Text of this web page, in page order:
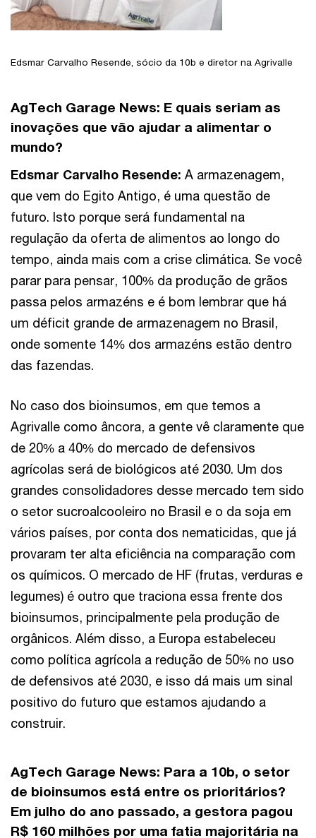
Edsmar Carvalho Resende, sócio da 10b e diretor na Agrivalle
AgTech Garage News: E quais seriam as
inovações que vão ajudar a alimentar o
mundo?
Edsmar Carvalho Resende: A armazenagem,
que vem do Egito Antigo, é uma questão de
futuro. Isto porque será fundamental na
regulação da oferta de alimentos ao longo do
tempo, ainda mais com a crise climática. Se você
parar para pensar, 100% da produção de grãos
passa pelos armazéns e é bom lembrar que há
um déficit grande de armazenagem no Brasil,
onde somente 14% dos armazéns estão dentro
das fazendas.
No caso dos bioinsumos, em que temos a
Agrivalle como âncora, a gente vê claramente que
de 20% a 40% do mercado de defensivos
agrícolas será de biológicos até 2030. Um dos
grandes consolidadores desse mercado tem sido
o setor sucroalcooleiro no Brasil e o da soja em
vários países, por conta dos nematicidas, que já
provaram ter alta eficiência na comparação com
os químicos. O mercado de HF (frutas, verduras e
legumes) é outro que traciona essa frente dos
bioinsumos, principalmente pela produção de
orgânicos. Além disso, a Europa estabeleceu
como política agrícola a redução de 50% no uso
de defensivos até 2030, e isso dá mais um sinal
positivo do futuro que estamos ajudando a
construir.
AgTech Garage News: Para a 10b, o setor
de bioinsumos está entre os prioritários?
Em julho do ano passado, a gestora pagou
R$ 160 milhões por uma fatia majoritária na